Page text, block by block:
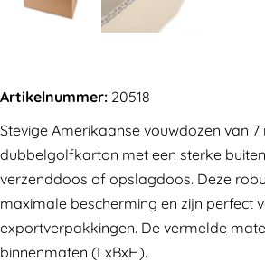
Artikelnummer: 20518
Stevige Amerikaanse vouwdozen van 7
dubbelgolfkarton met een sterke
verzenddoos of opslagdoos. Deze
maximale bescherming en zijn perfect
exportverpakkingen. De vermelde
binnenmaten (LxBxH).